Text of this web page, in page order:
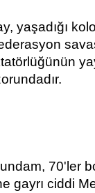
yaşadığı
70'ler
gayrı ciddi